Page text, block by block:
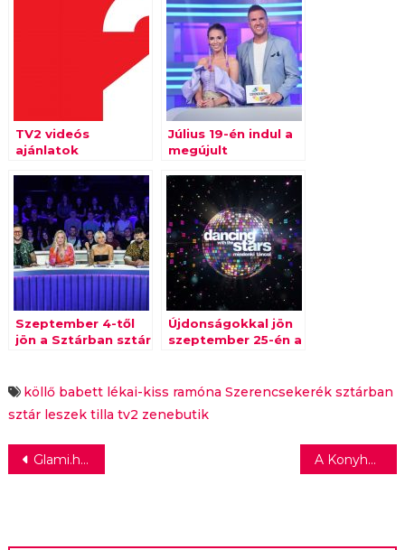
TV2 videós
ajánlatok
Július 19-én indul a
megújult
Szeptember 4-től
jön a Sztárban sztár
Újdonságokkal jön
szeptember 25-én a
évada!
köllő babett lékai-kiss ramóna Szerencsekerék sztárban
sztár leszek tilla tv2 zenebutik
Bejegyzés
Glami.hu: ezek most a legfelkapottabb árucikkek a divatwebáruházakban A Konyhafőnök VIP – Tóth Vera sírva hagyta el a stúdiót!